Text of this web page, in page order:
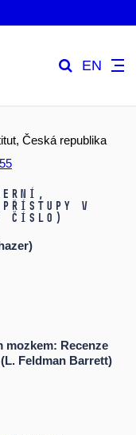
EN
Česká republika
v
číslo)
mozkem: Recenze
Feldman Barrett)